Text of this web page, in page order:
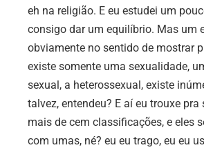
eh na religião. E eu estudei um
consigo dar um equilíbrio. Mas um
obviamente no sentido de mostrar
existe somente uma sexualidade,
sexual, a heterossexual, existe
talvez, entendeu? E aí eu trouxe pra
mais de cem classificações, e eles
com umas, né? eu eu trago, eu eu